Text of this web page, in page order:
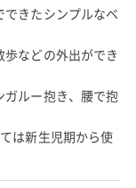
きたシンプルなベ
などの外出ができ
ルー抱き、腰で抱
は新生児期から使